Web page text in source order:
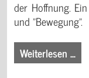
der Hoffnung.
und "Bewegung".
Weiterlesen …